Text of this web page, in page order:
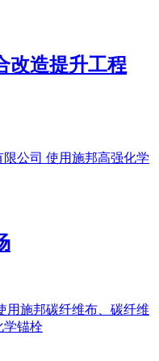
改造提升工程
公司 使用施邦高强化学
用施邦碳纤维布、碳纤维
学锚栓